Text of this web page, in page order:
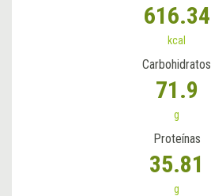
616.34
kcal
Carbohidratos
71.9
g
Proteínas
35.81
g